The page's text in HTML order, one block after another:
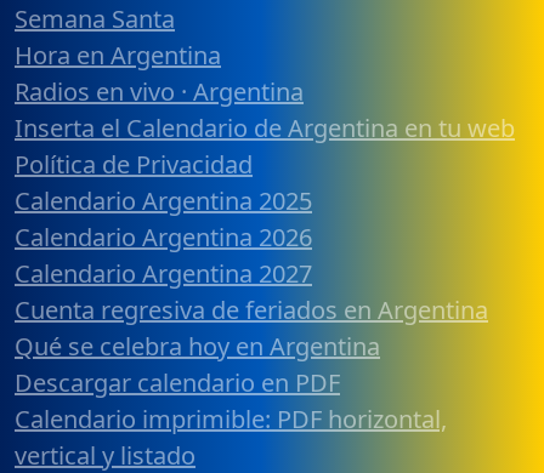
Semana Santa
Hora en Argentina
Radios en vivo · Argentina
Inserta el Calendario de Argentina en tu web
Política de Privacidad
Calendario Argentina 2025
Calendario Argentina 2026
Calendario Argentina 2027
Cuenta regresiva de feriados en Argentina
Qué se celebra hoy en Argentina
Descargar calendario en PDF
Calendario imprimible: PDF horizontal,
vertical y listado